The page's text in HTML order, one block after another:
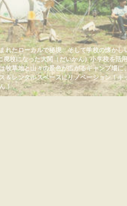
れたローカルで秘境、そして学校の懐かし
廃校になった大関（だいかん）小学校を活
牧草地と山々の景色が広がるキャンプ場に
＆レンタルスペースにリノベーション！キ
！